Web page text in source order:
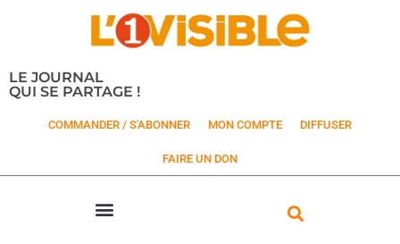
LE JOURNAL
QUI SE PARTAGE !
COMMANDER / S'ABONNER MON COMPTE DIFFUSER
FAIRE UN DON